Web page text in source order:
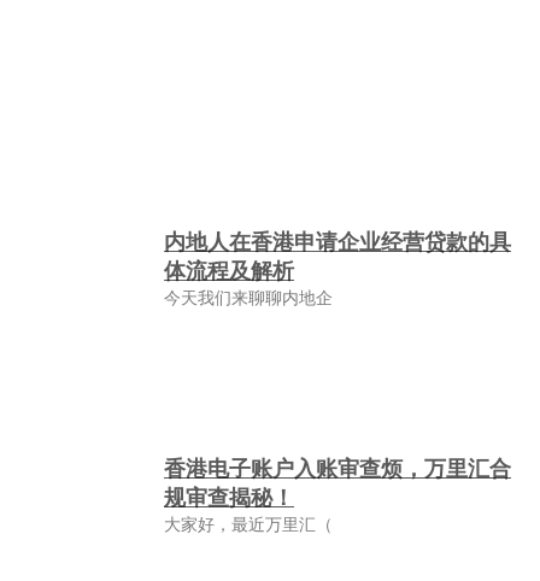
内地人在香港申请企业经营贷款的具
体流程及解析
今天我们来聊聊内地企
香港电子账户入账审查烦，万里汇合
规审查揭秘！
大家好，最近万里汇（